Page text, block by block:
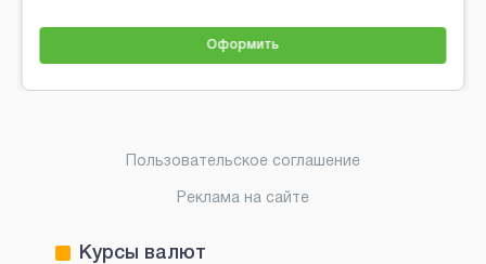
Оформить
Пользовательское соглашение
Реклама на сайте
Курсы валют